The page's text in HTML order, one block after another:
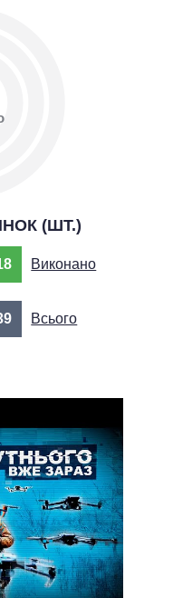
(ШТ.)
Виконано
Всього